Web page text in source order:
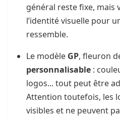
général reste fixe, mais
l’identité visuelle pour
ressemble.
Le modèle GP, fleuron
personnalisable :
logos... tout peut être
Attention toutefois, les
visibles et ne peuvent